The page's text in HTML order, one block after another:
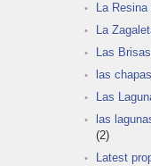
La Resina
La
Las Brisas
las chapas
Las
las
(2)
Latest